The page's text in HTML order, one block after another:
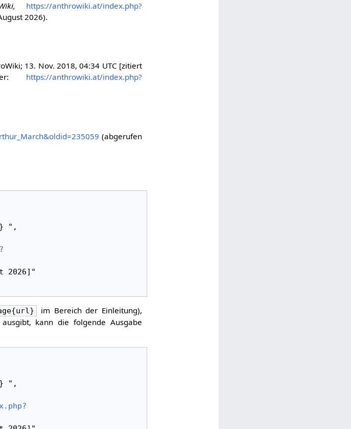
https://anthrowiki.at/index.php?
2026).
13. Nov. 2018, 04:34 UTC [zitiert
https://anthrowiki.at/index.php?
(abgerufen
im Bereich der Einleitung),
kann die folgende Ausgabe